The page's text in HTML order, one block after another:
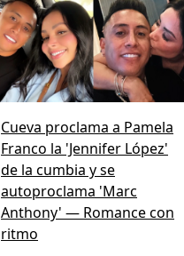
Cueva proclama a Pamela
Franco la 'Jennifer López'
de la cumbia y se
autoproclama 'Marc
Anthony' — Romance con
ritmo